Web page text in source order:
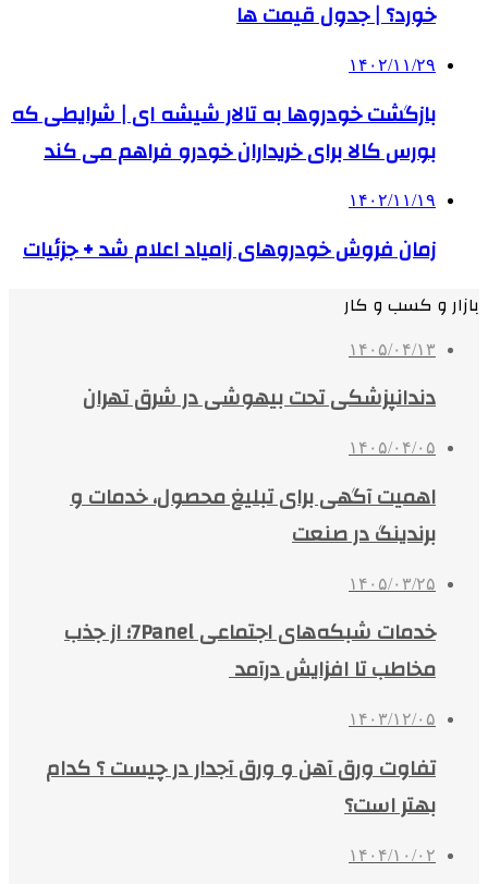
خورد؟ | جدول قیمت ها
۱۴۰۲/۱۱/۲۹
بازگشت خودروها ‌به تالار شیشه‌ ای | شرایطی که
بورس کالا برای خریداران خودرو فراهم می‌ کند
۱۴۰۲/۱۱/۱۹
زمان فروش خودروهای زامیاد اعلام شد + جزئیات
بازار و کسب و کار
۱۴۰۵/۰۴/۱۳
دندانپزشکی تحت بیهوشی در شرق تهران
۱۴۰۵/۰۴/۰۵
اهمیت آگهی برای تبلیغ محصول، خدمات و
برندینگ در صنعت
۱۴۰۵/۰۳/۲۵
خدمات شبکه‌های اجتماعی 7Panel؛ از جذب
مخاطب تا افزایش درآمد
۱۴۰۳/۱۲/۰۵
تفاوت ورق آهن و ورق آجدار در چیست ؟ کدام
بهتر است؟
۱۴۰۴/۱۰/۰۲